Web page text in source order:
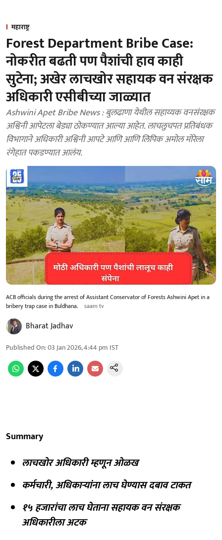
महाराष्ट्र
Forest Department Bribe Case:
नोकरीत बढती पण पैशांची हाव काही
सुटेना; अखेर लाचखोर सहायक वन संरक्षक
अधिकारी एसीबीच्या जाळ्यात
Ashwini Apet Bribe News : बुलढाणा येथील सहाय्यक वनसंरक्षक
अश्विनी आपेटला बेड्या ठोकण्यात आल्या आहेत. लाचलुचपत प्रतिबंधक
विभागाने अधिकारी अश्विनी आपटे आणि आणि लिपिक अमोल मोरेला
रंगेहात पकडण्यात आलंय.
ACB officials during the arrest of Assistant Conservator of Forests Ashwini Apet in a
bribery trap case in Buldhana.
saam tv
Bharat Jadhav
Published On:03 Jan 2026, 4:44 pm IST
Summary
लाचखोर अधिकारी म्हणून ओळख
कर्मचारी, अधिकाऱ्यांना लाच घेण्यास दबाव टाकत
१५ हजारांचा लाच घेताना सहायक वन संरक्षक
अधिकारीला अटक